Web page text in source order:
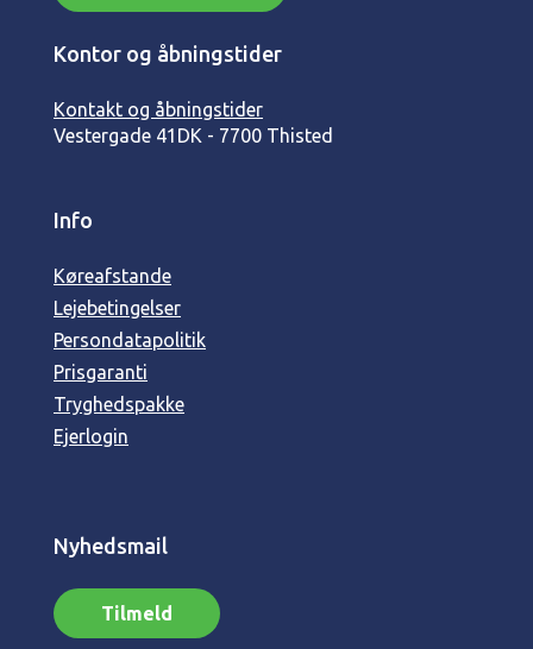
Kontor og åbningstider
Kontakt og åbningstider
Vestergade 41 DK - 7700 Thisted
Info
Køreafstande
Lejebetingelser
Persondatapolitik
Prisgaranti
Tryghedspakke
Ejerlogin
Nyhedsmail
Tilmeld